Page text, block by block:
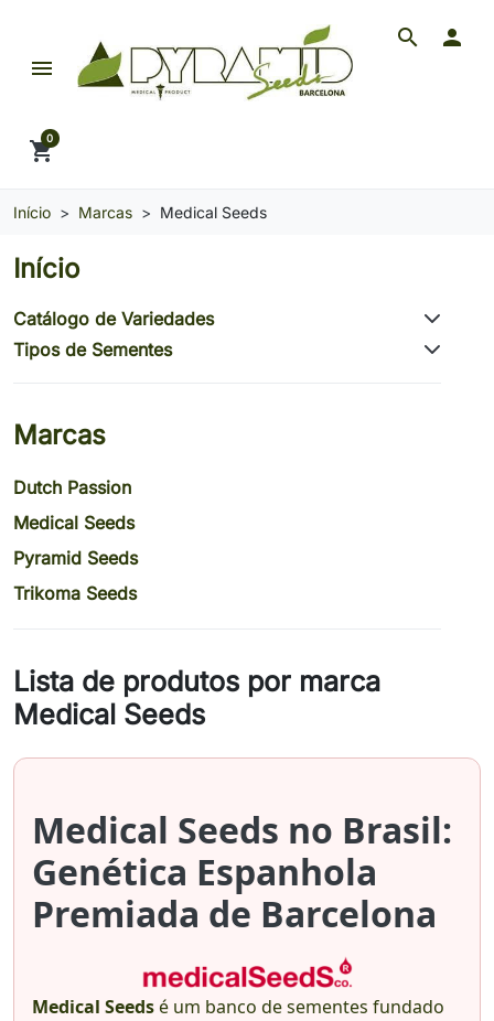
Pyramid Seeds Brasil: O Seu Banco de Seeds de
search
menu

shopping_cart
0
Início Marcas Medical Seeds
Início
Catálogo de Variedades
Tipos de Sementes
Marcas
Dutch Passion
Medical Seeds
Pyramid Seeds
Trikoma Seeds
Lista de produtos por marca
Medical Seeds
Medical Seeds no Brasil:
Genética Espanhola
Premiada de Barcelona
Medical Seedsé um banco de sementes fundado